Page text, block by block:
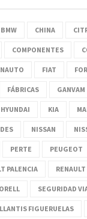
BMW CHINA
COMPONENTES
FIAT
FÁBRICAS GANVAM
HYUNDAI KIA
NISSAN
PERTE PEUGEOT
PALENCIA
SEGURIDAD
FIGUERUELAS